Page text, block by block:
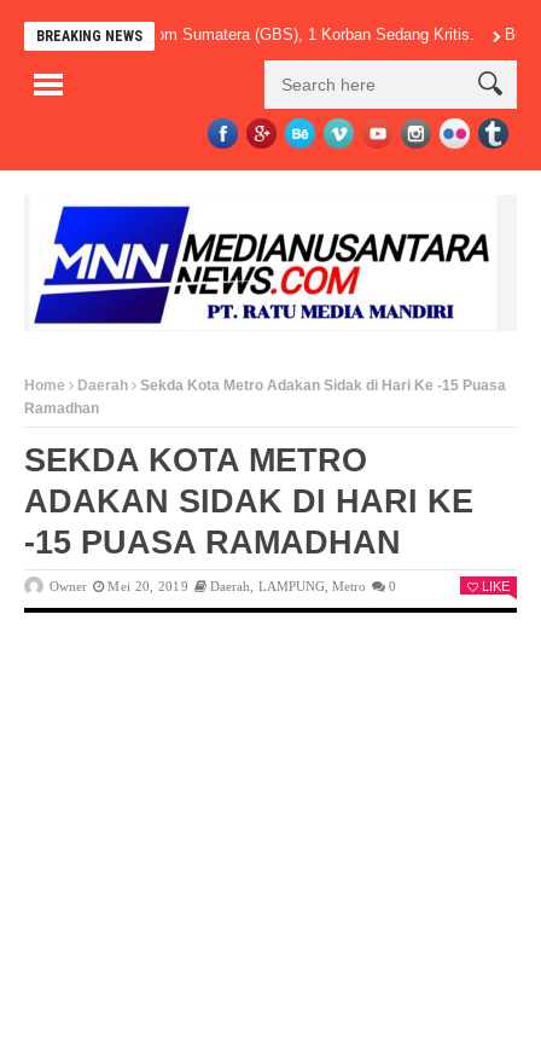
BREAKING NEWS
Golden Blossom Sumatera (GBS), 1 Korban Sedang Kritis. Bupati Egi
Home Daerah
Sekda Kota Metro Adakan Sidak di Hari Ke -15 Puasa
Ramadhan
SEKDA KOTA METRO
ADAKAN SIDAK DI HARI KE
-15 PUASA RAMADHAN
Owner Mei 20, 2019 Daerah LAMPUNG,Metro 0 LIKE